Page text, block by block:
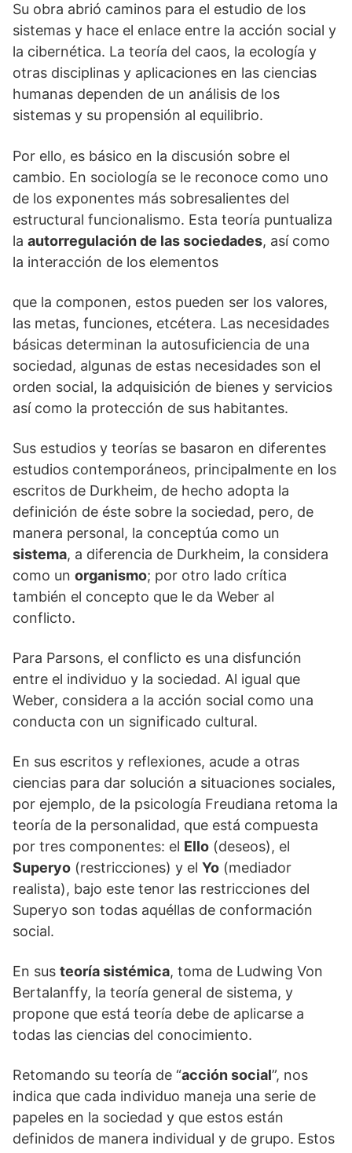
Su obra abrió caminos para el estudio de los
sistemas y hace el enlace entre la acción social y
la cibernética. La teoría del caos, la ecología y
otras disciplinas y aplicaciones en las ciencias
humanas dependen de un análisis de los
sistemas y su propensión al equilibrio.
Por ello, es básico en la discusión sobre el
cambio. En sociología se le reconoce como uno
de los exponentes más sobresalientes del
estructural funcionalismo. Esta teoría puntualiza
la autorregulación de las sociedades, así como
la interacción de los elementos
que la componen, estos pueden ser los valores,
las metas, funciones, etcétera. Las necesidades
básicas determinan la autosuficiencia de una
sociedad, algunas de estas necesidades son el
orden social, la adquisición de bienes y servicios
así como la protección de sus habitantes.
Sus estudios y teorías se basaron en diferentes
estudios contemporáneos, principalmente en los
escritos de Durkheim, de hecho adopta la
definición de éste sobre la sociedad, pero, de
manera personal, la conceptúa como un
sistema, a diferencia de Durkheim, la considera
como un organismo; por otro lado crítica
también el concepto que le da Weber al
conflicto.
Para Parsons, el conflicto es una disfunción
entre el individuo y la sociedad. Al igual que
Weber, considera a la acción social como una
conducta con un significado cultural.
En sus escritos y reflexiones, acude a otras
ciencias para dar solución a situaciones sociales,
por ejemplo, de la psicología Freudiana retoma la
teoría de la personalidad, que está compuesta
por tres componentes: el Ello (deseos), el
Superyo (restricciones) y el Yo (mediador
realista), bajo este tenor las restricciones del
Superyo son todas aquéllas de conformación
social.
En sus teoría sistémica, toma de Ludwing Von
Bertalanffy, la teoría general de sistema, y
propone que está teoría debe de aplicarse a
todas las ciencias del conocimiento.
Retomando su teoría de “acción social”, nos
indica que cada individuo maneja una serie de
papeles en la sociedad y que estos están
definidos de manera individual y de grupo. Estos